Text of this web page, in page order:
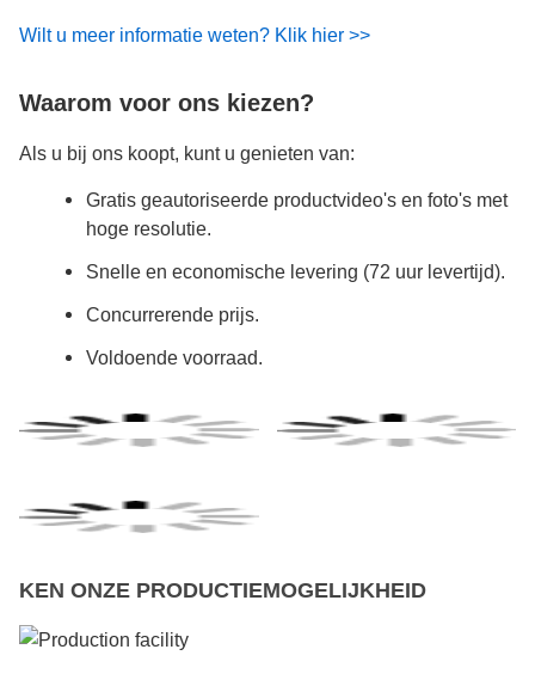
Wilt u meer informatie weten? Klik hier >>
Waarom voor ons kiezen?
Als u bij ons koopt, kunt u genieten van:
Gratis geautoriseerde productvideo's en foto's met
hoge resolutie.
Snelle en economische levering (72 uur levertijd).
Concurrerende prijs.
Voldoende voorraad.
KEN ONZE PRODUCTIEMOGELIJKHEID